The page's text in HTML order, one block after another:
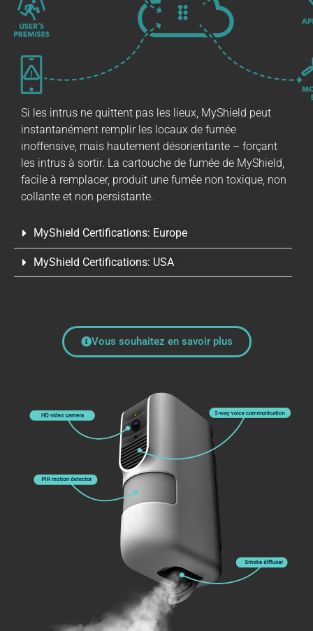
Si les intrus ne quittent pas les lieux, MyShield peut
instantanément remplir les locaux de fumée
inoffensive, mais hautement désorientante – forçant
les intrus à sortir. La cartouche de fumée de MyShield,
facile à remplacer, produit une fumée non toxique, non
collante et non persistante.
MyShield Certifications​: Europe
MyShield Certifications​: USA
Vous souhaitez en savoir plus